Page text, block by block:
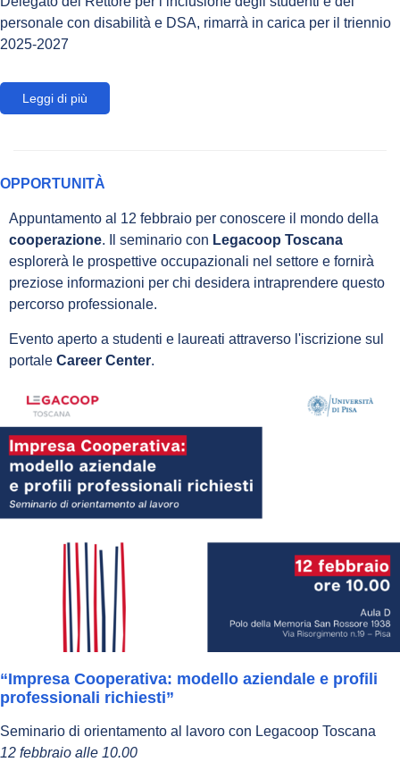
personale con disabilità e DSA, rimarrà in carica per il triennio
2025-2027
Leggi di più
OPPORTUNITÀ
Appuntamento al 12 febbraio per conoscere il mondo della
cooperazione. Il seminario con Legacoop Toscana
esplorerà le prospettive occupazionali nel settore e fornirà
preziose informazioni per chi desidera intraprendere questo
percorso professionale.
Evento aperto a studenti e laureati attraverso l'iscrizione sul
portale Career Center.
“Impresa Cooperativa: modello aziendale e profili
professionali richiesti”
Seminario di orientamento al lavoro con Legacoop Toscana
12 febbraio alle 10.00